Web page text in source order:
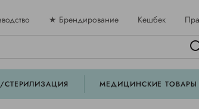
★ Брендирование Кешбек
МЕДИЦИНСКИЕ ТОВАРЫ